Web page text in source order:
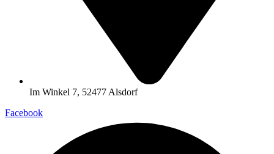
Im Winkel 7, 52477 Alsdorf
Facebook